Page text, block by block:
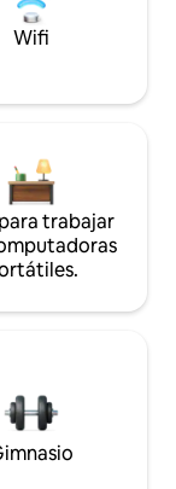
Wifi
trabajar